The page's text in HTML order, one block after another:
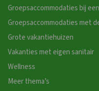
Groepsaccommodaties bij
Groepsaccommodaties met
Grote vakantiehuizen
Vakanties met eigen sanitair
Wellness
Meer thema’s